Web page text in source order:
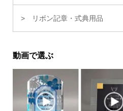
リボン記章・式典用品
動画で選ぶ